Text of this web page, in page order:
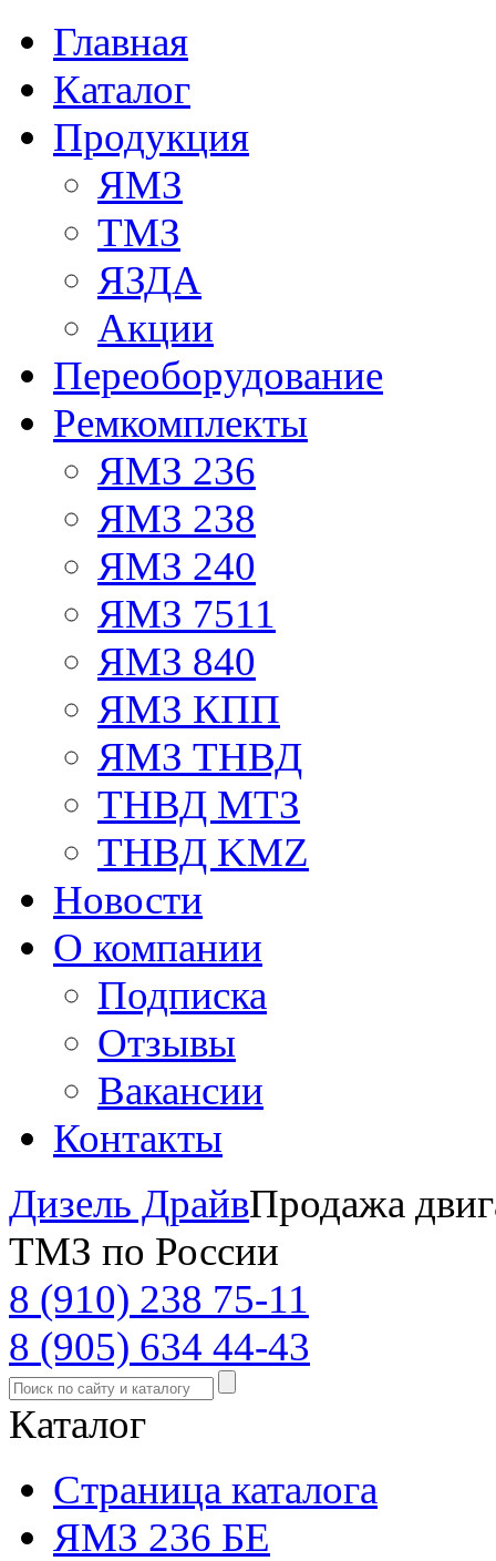
Главная
Каталог
Продукция
ЯМЗ
ТМЗ
ЯЗДА
Акции
Переоборудование
Ремкомплекты
ЯМЗ 236
ЯМЗ 238
ЯМЗ 240
ЯМЗ 7511
ЯМЗ 840
ЯМЗ КПП
ЯМЗ ТНВД
ТНВД МТЗ
ТНВД KMZ
Новости
О компании
Подписка
Отзывы
Вакансии
Контакты
Дизель ДрайвПродажа
ТМЗ по России
8 (910) 238 75-11
8 (905) 634 44-43
Каталог
Страница каталога
ЯМЗ 236 БЕ